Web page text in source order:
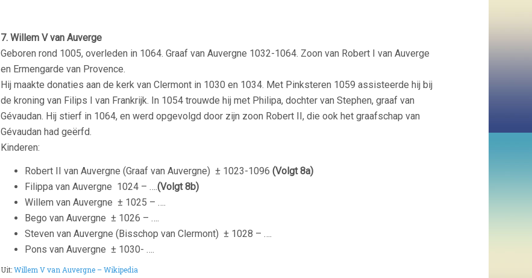
7. Willem V van Auverge
Geboren rond 1005, overleden in 1064. Graaf van Auvergne 1032-1064. Zoon van Robert I van Auverge
en Ermengarde van Provence.
Hij maakte donaties aan de kerk van Clermont in 1030 en 1034. Met Pinksteren 1059 assisteerde hij bij
de kroning van Filips I van Frankrijk. In 1054 trouwde hij met Philipa, dochter van Stephen, graaf van
Gévaudan. Hij stierf in 1064, en werd opgevolgd door zijn zoon Robert II, die ook het graafschap van
Gévaudan had geërfd.
Kinderen:
Robert II van Auvergne (Graaf van Auvergne) ± 1023-1096 (Volgt 8a)
Filippa van Auvergne 1024 – ….(Volgt 8b)
Willem van Auvergne ± 1025 – ….
Bego van Auvergne ± 1026 – ….
Steven van Auvergne (Bisschop van Clermont) ± 1028 – ….
Pons van Auvergne ± 1030- ….
Uit:Willem V van Auvergne – Wikipedia